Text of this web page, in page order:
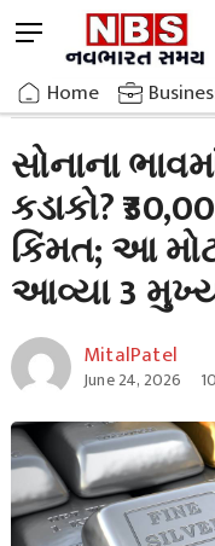
to
content
M
n
u
u
t
o
Home
Home»Breaking News»
સોનાના
કડાકો?
કિંમત; આ
આવ્યા 3
MitalPatel
June 24, 2026